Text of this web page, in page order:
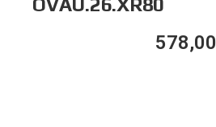
OVAU.26.XR80
578,00